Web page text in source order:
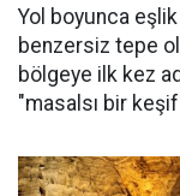
Yol boyunca
benzersiz tepe
bölgeye ilk kez
"masalsı bir